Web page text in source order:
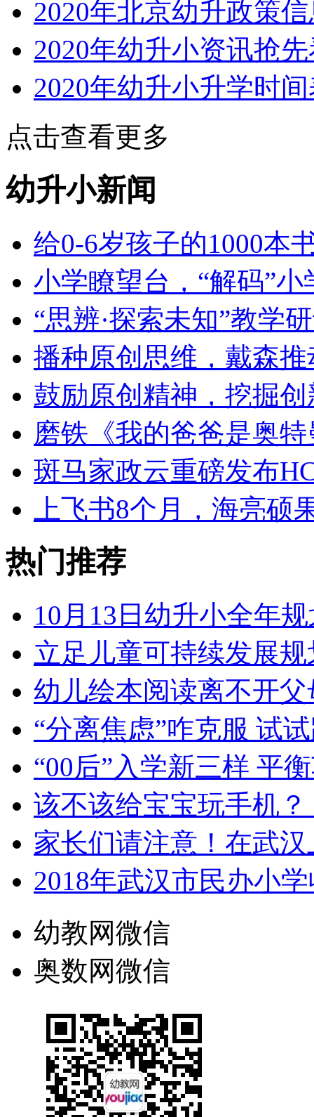
2020年北京幼升政策
2020年幼升小资讯抢
2020年幼升小升学时
点击查看更多
幼升小新闻
给0-6岁孩子的1000本
小学瞭望台，“解码”
“思辨·探索未知”教学
播种原创思维，戴森
鼓励原创精神，挖掘
磨铁《我的爸爸是奥
斑马家政云重磅发布
上飞书8个月，海亮硕
热门推荐
10月13日幼升小全年
立足儿童可持续发展
幼儿绘本阅读离不开
“分离焦虑”咋克服 试
“00后”入学新三样 平
该不该给宝宝玩手机
家长们请注意！在武
2018年武汉市民办小
幼教网微信
奥数网微信